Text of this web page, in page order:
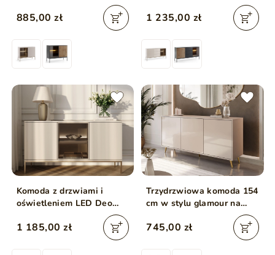
885,00 zł 1 235,00 zł
Komoda z drzwiami i
oświetleniem LED Deo
1 185,00 zł
Trzydrzwiowa komoda 154
cm w stylu glamour na
złotych nogach Vivance
kaszmir połysk
745,00 zł